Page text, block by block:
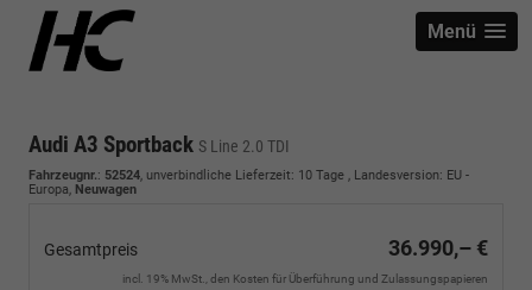
Menü
Audi A3 Sportback S Line 2.0 TDI
Fahrzeugnr.: 52524, unverbindliche Lieferzeit: 10 Tage , Landesversion: EU -
Europa, Neuwagen
Gesamtpreis 36.990,– €
incl. 19% MwSt., den Kosten für Überführung und Zulassungspapieren